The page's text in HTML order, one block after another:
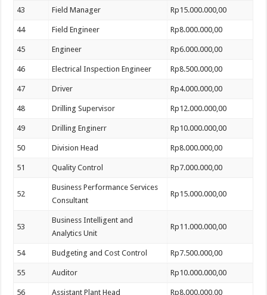
43 Field Manager Rp15.000.000,00
44 Field Engineer Rp8.000.000,00
45 Engineer Rp6.000.000,00
46 Electrical Inspection Engineer Rp8.500.000,00
47 Driver Rp4.000.000,00
48 Drilling Supervisor Rp12.000.000,00
49 Drilling Enginerr Rp10.000.000,00
50 Division Head Rp8.000.000,00
51 Quality Control Rp7.000.000,00
52
Business Performance Services
Consultant
Rp15.000.000,00
53
Business Intelligent and
Analytics Unit
Rp11.000.000,00
54 Budgeting and Cost Control Rp7.500.000,00
55 Auditor Rp10.000.000,00
56 Assistant Plant Head Rp8.000.000,00